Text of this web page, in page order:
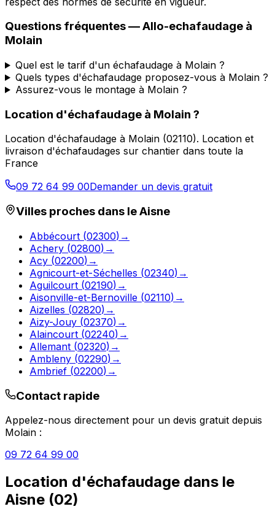
Questions fréquentes —Allo-echafaudage à
Molain
Quel est le tarif d'un échafaudage à Molain ?
Quels types d'échafaudage proposez-vous à Molain ?
Assurez-vous le montage à Molain ?
Location d'échafaudage à Molain ?
Location d'échafaudage à Molain (02110). Location et
livraison d'échafaudages sur chantier dans toute la
France
09 72 64 99 00Demander un devis gratuit
Villes proches dans leAisne
Abbécourt (02300) →
Achery (02800) →
Acy (02200) →
Agnicourt-et-Séchelles (02340) →
Aguilcourt (02190) →
Aisonville-et-Bernoville (02110) →
Aizelles (02820) →
Aizy-Jouy (02370) →
Alaincourt (02240) →
Allemant (02320) →
Ambleny (02290) →
Ambrief (02200) →
Contact rapide
Appelez-nous directement pour un devis gratuit depuis
Molain :
09 72 64 99 00
Location d'échafaudage dans le
Aisne (02)